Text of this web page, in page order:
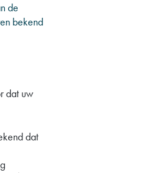
de
bekend
dat uw
dat